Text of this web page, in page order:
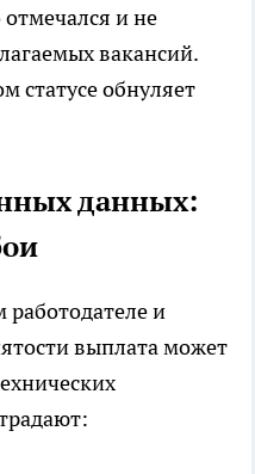
и не
вакансий.
статусе обнуляет
данных:
и
выплата может